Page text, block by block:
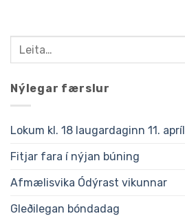
Nýlegar færslur
Lokum kl. 18 laugardaginn 11. apríl
Fitjar fara í nýjan búning
Afmælisvika Ódýrast vikunnar
Gleðilegan bóndadag